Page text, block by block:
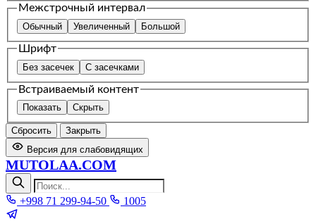
Межстрочный интервал
Обычный Увеличенный Большой
Шрифт
Без засечек С засечками
Встраиваемый контент
Показать Скрыть
Сбросить
Закрыть
Версия для слабовидящих
MUTOLAA.COM
+998 71 299-94-50 1005